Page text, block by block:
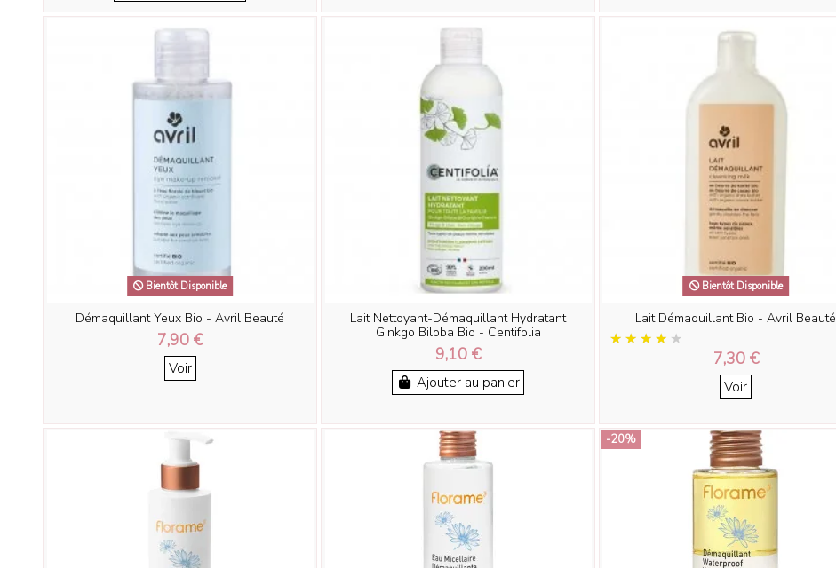
Bientôt Disponible
Démaquillant Yeux Bio - Avril Beauté
7,90 €
Voir
Lait Nettoyant-Démaquillant Hydratant
Ginkgo Biloba Bio - Centifolia
9,10 €
Ajouter au panier
Bientôt Disponible
Lait Démaquillant Bio - Avril Beauté
7,30 €
Voir
-20%